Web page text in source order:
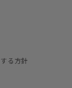
る方針